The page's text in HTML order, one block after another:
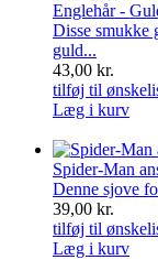
Englehår -
Disse smukke
guld...
43,00 kr.
tilføj til
Læg i kurv
Spider-Man
Denne sjove
39,00 kr.
tilføj til
Læg i kurv